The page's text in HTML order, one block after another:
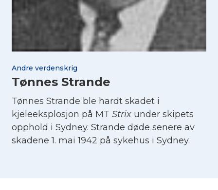
Andre verdenskrig
Tønnes Strande
Tønnes Strande ble hardt skadet i
kjeleeksplosjon på MT Strix under skipets
opphold i Sydney. Strande døde senere av
skadene 1. mai 1942 på sykehus i Sydney.